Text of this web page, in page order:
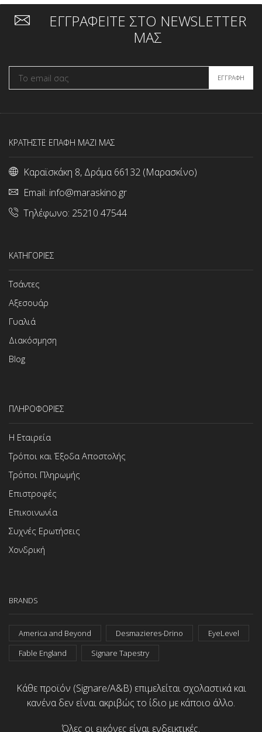
ΕΓΓΡΑΦΕΙΤΕ ΣΤΟ NEWSLETTER
ΜΑΣ
ΚΡΑΤΗΣΤΕ ΕΠΑΦΗ ΜΑΖΙ ΜΑΣ
Καραϊσκάκη 8, Δράμα 66132 (Μαρασκίνο)
Email: info@maraskino.gr
Τηλέφωνο: 25210 47544
ΚΑΤΗΓΟΡΙΕΣ
Τσάντες
Αξεσουάρ
Γυαλιά
Διακόσμηση
Blog
ΠΛΗΡΟΦΟΡΙΕΣ
Η Εταιρεία
Τρόποι και Έξοδα Αποστολής
Τρόποι Πληρωμής
Επιστροφές
Επικοινωνία
Συχνές Ερωτήσεις
Χονδρική
BRANDS
America and Beyond Desmazieres-Drino
EyeLevel
Fable England
Signare Tapestry
Κάθε προϊόν (Signare/A&B) επιμελείται σχολαστικά και
κανένα δεν είναι ακριβώς το ίδιο με κάποιο άλλο.
Όλες οι εικόνες είναι ενδεικτικές.